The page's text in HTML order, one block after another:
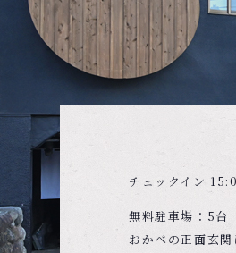
チェックイン
無料駐車場：5台
おかべの正面玄